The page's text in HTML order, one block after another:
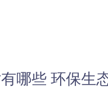
哪些 环保生